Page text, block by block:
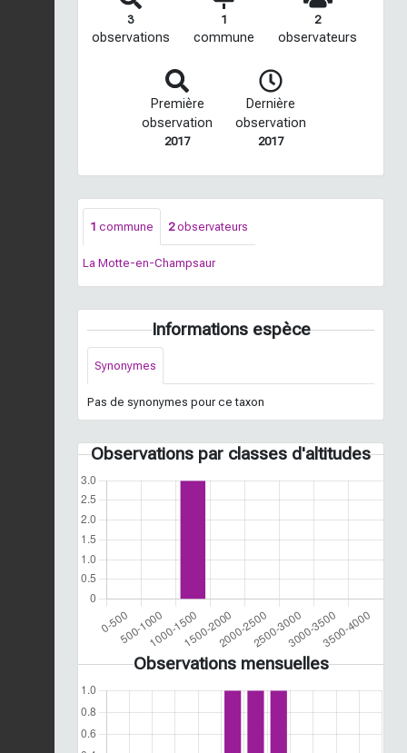
3
observations
1
commune
2
observateurs
Première
observation
2017
Dernière
observation
2017
1 commune 2observateurs
La Motte-en-Champsaur
Informations espèce
Synonymes
Pas de synonymes pour ce taxon
Observations par classes d'altitudes
Observations mensuelles